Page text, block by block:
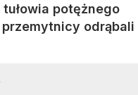
potężnego
odrąbali